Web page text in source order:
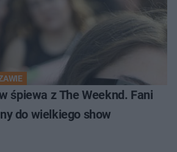
śpiewa z The Weeknd. Fani
do wielkiego show